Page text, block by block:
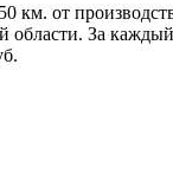
км. от
области. За